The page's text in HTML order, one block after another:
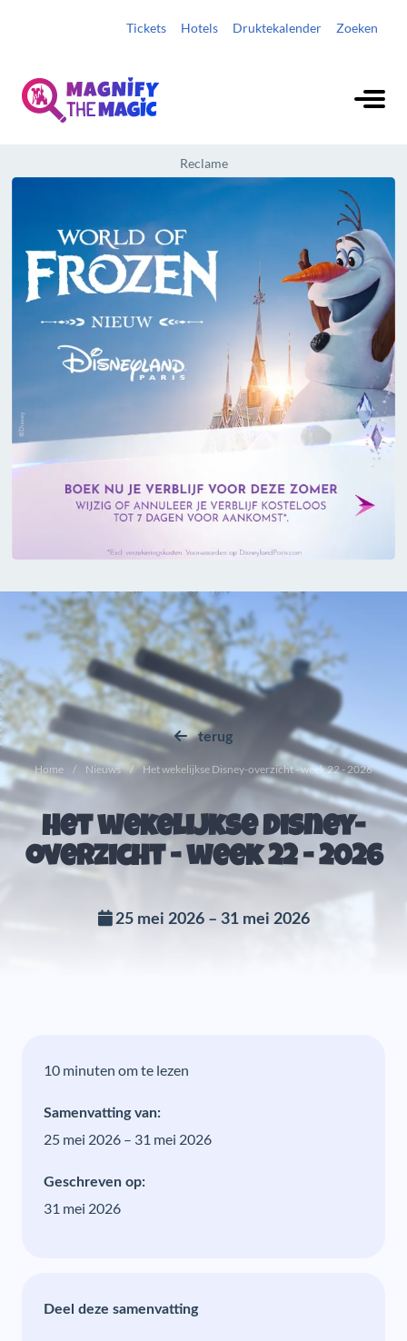
Tickets Hotels Druktekalender Zoeken
Reclame
terug
Home Nieuws Het wekelijkse Disney-overzicht - week 22 - 2026
Het wekelijkse Disney-
overzicht - week 22 - 2026
25 mei 2026 – 31 mei 2026
10 minuten om te lezen
Samenvatting van:
25 mei 2026 – 31 mei 2026
Geschreven op:
31 mei 2026
Deel deze samenvatting